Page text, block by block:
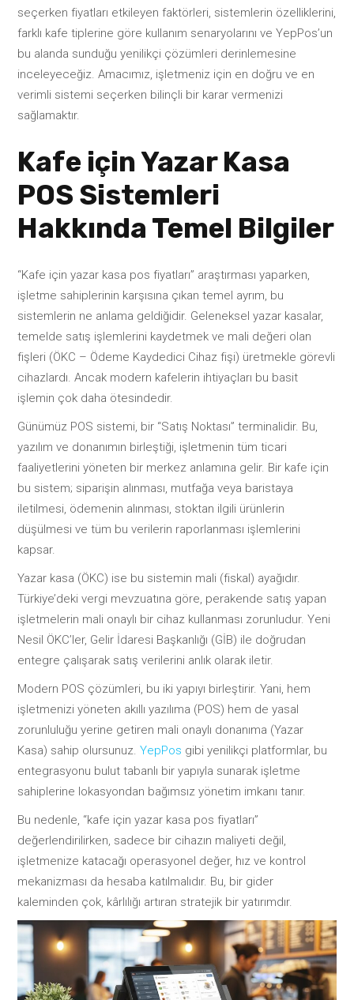
seçerken fiyatları etkileyen faktörleri, sistemlerin özelliklerini,
farklı kafe tiplerine göre kullanım senaryolarını ve YepPos’un
bu alanda sunduğu yenilikçi çözümleri derinlemesine
inceleyeceğiz. Amacımız, işletmeniz için en doğru ve en
verimli sistemi seçerken bilinçli bir karar vermenizi
sağlamaktır.
Kafe için Yazar Kasa
POS Sistemleri
Hakkında Temel Bilgiler
“Kafe için yazar kasa pos fiyatları” araştırması yaparken,
işletme sahiplerinin karşısına çıkan temel ayrım, bu
sistemlerin ne anlama geldiğidir. Geleneksel yazar kasalar,
temelde satış işlemlerini kaydetmek ve mali değeri olan
fişleri (ÖKC – Ödeme Kaydedici Cihaz fişi) üretmekle görevli
cihazlardı. Ancak modern kafelerin ihtiyaçları bu basit
işlemin çok daha ötesindedir.
Günümüz POS sistemi, bir “Satış Noktası” terminalidir. Bu,
yazılım ve donanımın birleştiği, işletmenin tüm ticari
faaliyetlerini yöneten bir merkez anlamına gelir. Bir kafe için
bu sistem; siparişin alınması, mutfağa veya baristaya
iletilmesi, ödemenin alınması, stoktan ilgili ürünlerin
düşülmesi ve tüm bu verilerin raporlanması işlemlerini
kapsar.
Yazar kasa (ÖKC) ise bu sistemin mali (fiskal) ayağıdır.
Türkiye’deki vergi mevzuatına göre, perakende satış yapan
işletmelerin mali onaylı bir cihaz kullanması zorunludur. Yeni
Nesil ÖKC’ler, Gelir İdaresi Başkanlığı (GİB) ile doğrudan
entegre çalışarak satış verilerini anlık olarak iletir.
Modern POS çözümleri, bu iki yapıyı birleştirir. Yani, hem
işletmenizi yöneten akıllı yazılıma (POS) hem de yasal
zorunluluğu yerine getiren mali onaylı donanıma (Yazar
Kasa) sahip olursunuz. YepPos gibi yenilikçi platformlar, bu
entegrasyonu bulut tabanlı bir yapıyla sunarak işletme
sahiplerine lokasyondan bağımsız yönetim imkanı tanır.
Bu nedenle, “kafe için yazar kasa pos fiyatları”
değerlendirilirken, sadece bir cihazın maliyeti değil,
işletmenize katacağı operasyonel değer, hız ve kontrol
mekanizması da hesaba katılmalıdır. Bu, bir gider
kaleminden çok, kârlılığı artıran stratejik bir yatırımdır.